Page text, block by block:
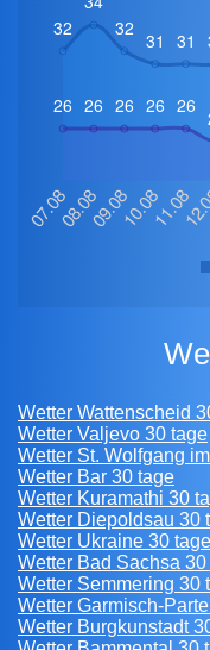
Wetter Wattenscheid
Wetter Valjevo 30 tage
Wetter St. Wolfgang
Wetter Bar 30 tage
Wetter Kuramathi 30
Wetter Diepoldsau 30
Wetter Ukraine 30 tage
Wetter Bad Sachsa
Wetter Semmering 30
Wetter Garmisch-
Wetter Burgkunstadt